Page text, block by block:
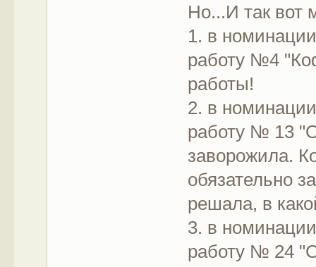
Но...И так
1. в
работу №4
работы!
2. в
работу № 13
заворожила.
обязательно
решала, в
3. в
работу № 24